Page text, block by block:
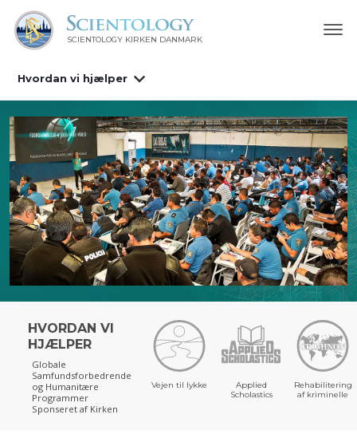
SCIENTOLOGY KIRKEN DANMARK
Hvordan vi hjælper
HVORDAN VI
HJÆLPER
Globale
Samfundsforbedrende
og Humanitære
Programmer
Sponseret af Kirken
Vejen til lykke
Applied
Scholastics
Rehabilitering
af kriminelle